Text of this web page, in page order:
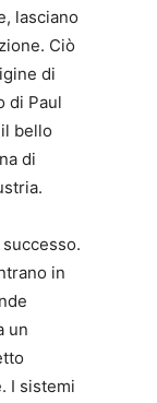
lasciano
Ciò
di
di Paul
bello
di
in
un
I sistemi